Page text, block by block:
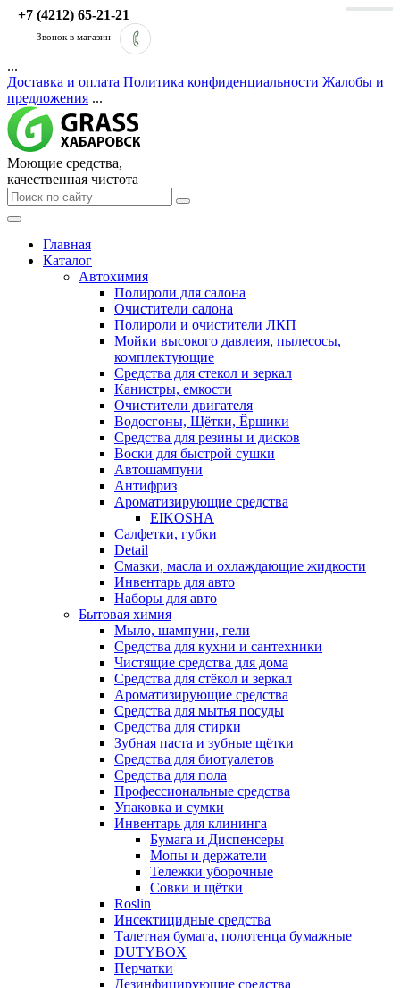
+7 (4212) 65-21-21
Звонок в магазин
...
Доставка и оплата Политика конфиденциальности Жалобы и
предложения ...
Моющие средства,
качественная чистота
Главная
Каталог
Автохимия
Полироли для салона
Очистители салона
Полироли и очистители ЛКП
Мойки высокого давлеия, пылесосы,
комплектующие
Средства для стекол и зеркал
Канистры, емкости
Очистители двигателя
Водосгоны, Щётки, Ёршики
Средства для резины и дисков
Воски для быстрой сушки
Автошампуни
Антифриз
Ароматизирующие средства
EIKOSHA
Салфетки, губки
Detail
Смазки, масла и охлаждающие жидкости
Инвентарь для авто
Наборы для авто
Бытовая химия
Мыло, шампуни, гели
Средства для кухни и сантехники
Чистящие средства для дома
Средства для стёкол и зеркал
Ароматизирующие средства
Средства для мытья посуды
Средства для стирки
Зубная паста и зубные щётки
Средства для биотуалетов
Средства для пола
Профессиональные средства
Упаковка и сумки
Инвентарь для клининга
Бумага и Диспенсеры
Мопы и держатели
Тележки уборочные
Совки и щётки
Roslin
Инсектицидные средства
Талетная бумага, полотенца бумажные
DUTYBOX
Перчатки
Дезинфицирующие средства